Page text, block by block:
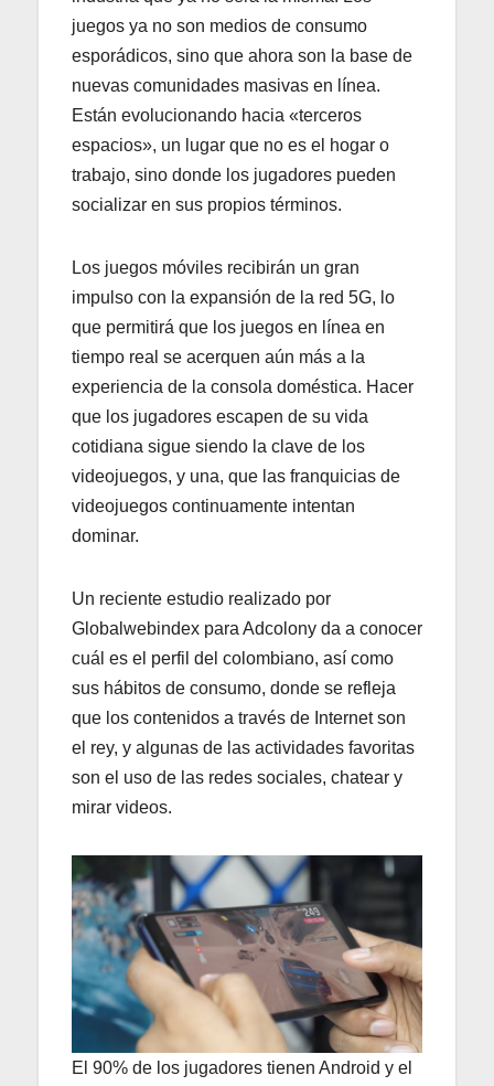
juegos ya no son medios de consumo
esporádicos, sino que ahora son la base de
nuevas comunidades masivas en línea.
Están evolucionando hacia «terceros
espacios», un lugar que no es el hogar o
trabajo, sino donde los jugadores pueden
socializar en sus propios términos.
Los juegos móviles recibirán un gran
impulso con la expansión de la red 5G, lo
que permitirá que los juegos en línea en
tiempo real se acerquen aún más a la
experiencia de la consola doméstica. Hacer
que los jugadores escapen de su vida
cotidiana sigue siendo la clave de los
videojuegos, y una, que las franquicias de
videojuegos continuamente intentan
dominar.
Un reciente estudio realizado por
Globalwebindex para Adcolony da a conocer
cuál es el perfil del colombiano, así como
sus hábitos de consumo, donde se refleja
que los contenidos a través de Internet son
el rey, y algunas de las actividades favoritas
son el uso de las redes sociales, chatear y
mirar videos.
El 90% de los jugadores tienen Android y el